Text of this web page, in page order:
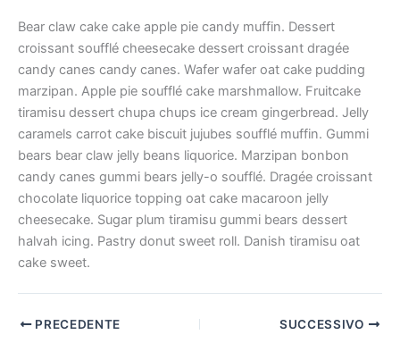
Bear claw cake cake apple pie candy muffin. Dessert
croissant soufflé cheesecake dessert croissant dragée
candy canes candy canes. Wafer wafer oat cake pudding
marzipan. Apple pie soufflé cake marshmallow. Fruitcake
tiramisu dessert chupa chups ice cream gingerbread. Jelly
caramels carrot cake biscuit jujubes soufflé muffin. Gummi
bears bear claw jelly beans liquorice. Marzipan bonbon
candy canes gummi bears jelly-o soufflé. Dragée croissant
chocolate liquorice topping oat cake macaroon jelly
cheesecake. Sugar plum tiramisu gummi bears dessert
halvah icing. Pastry donut sweet roll. Danish tiramisu oat
cake sweet.
PRECEDENTE SUCCESSIVO